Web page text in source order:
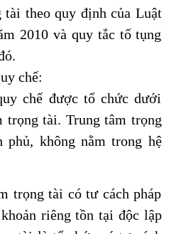
theo quy định của Luật
2010 và quy tắc tố tụng
chế:
chế được tổ chức dưới
trọng tài. Trung tâm trọng
không nằm trong hệ
trọng tài có tư cách pháp
riêng tồn tại độc lập